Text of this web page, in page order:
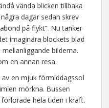
vända blicken tillbaka
dagar sedan skrev
på flykt”. Nu tänker
imaginära blockets blad
bilderna.
en annan resa.
av en mjuk förmiddagssol
mörkna. Bussen
hela tiden i kraft.